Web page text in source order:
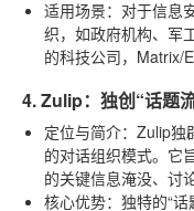
适用场景：对于信息
织，如政府机构、军
的科技公司，Matrix/
4. Zulip：独创“话题
定位与简介：Zulip独
的对话组织模式。它
的关键信息淹没、讨
核心优势：独特的“